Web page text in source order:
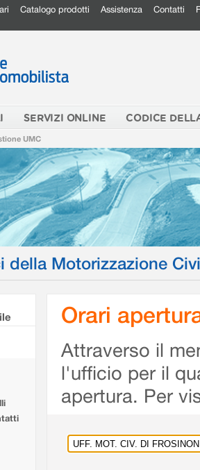
Catalogo prodotti Assistenza Contatti
SERVIZI ONLINE CODICE
UMC
della Motorizzazione
Orari
Attraverso il
l'ufficio per il
apertura. Per